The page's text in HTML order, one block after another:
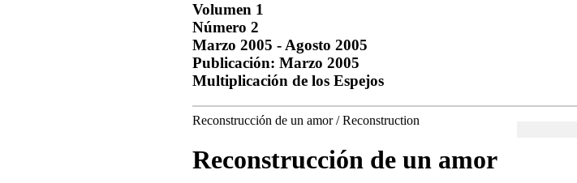
Volumen 1
Número 2
Marzo 2005 - Agosto 2005
Publicación: Marzo 2005
Multiplicación de los Espejos
Reconstrucción de un amor / Reconstruction
Reconstrucción de un amor